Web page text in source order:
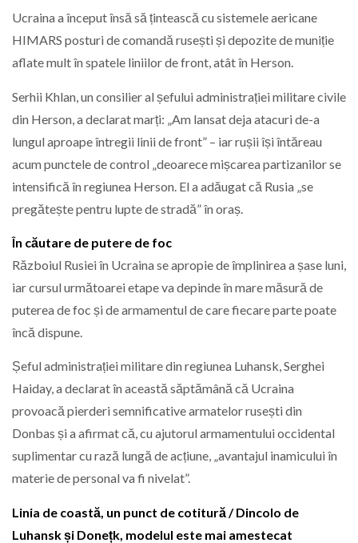
Ucraina a început însă să țintească cu sistemele aericane
HIMARS posturi de comandă rusești și depozite de muniție
aflate mult în spatele liniilor de front, atât în Herson.
Serhii Khlan, un consilier al șefului administrației militare civile
din Herson, a declarat marți: „Am lansat deja atacuri de-a
lungul aproape întregii linii de front” – iar rușii își întăreau
acum punctele de control „deoarece mișcarea partizanilor se
intensifică în regiunea Herson. El a adăugat că Rusia „se
pregătește pentru lupte de stradă” în oraș.
În căutare de putere de foc
Războiul Rusiei în Ucraina se apropie de împlinirea a șase luni,
iar cursul următoarei etape va depinde în mare măsură de
puterea de foc și de armamentul de care fiecare parte poate
încă dispune.
Șeful administrației militare din regiunea Luhansk, Serghei
Haiday, a declarat în această săptămână că Ucraina
provoacă pierderi semnificative armatelor rusești din
Donbas și a afirmat că, cu ajutorul armamentului occidental
suplimentar cu rază lungă de acțiune, „avantajul inamicului în
materie de personal va fi nivelat”.
Linia de coastă, un punct de cotitură / Dincolo de
Luhansk și Donețk, modelul este mai amestecat